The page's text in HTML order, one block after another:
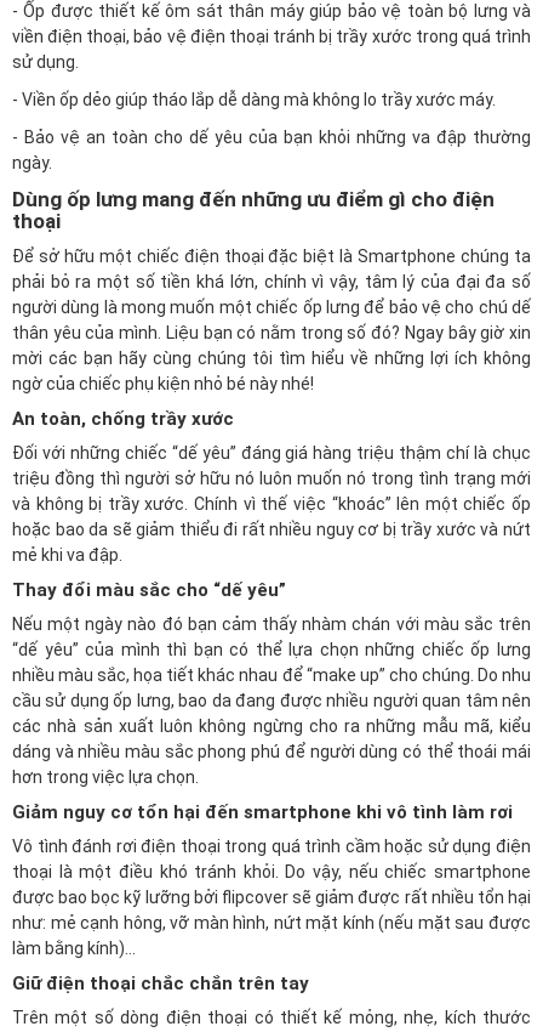
- Ốp được thiết kế ôm sát thân máy giúp bảo vệ toàn bộ lưng và
viền điện thoại, bảo vệ điện thoại tránh bị trầy xước trong quá trình
sử dụng.
- Viền ốp dẻo giúp tháo lắp dễ dàng mà không lo trầy xước máy.
- Bảo vệ an toàn cho dế yêu của bạn khỏi những va đập thường
ngày.
Dùng ốp lưng mang đến những ưu điểm gì cho điện
thoại
Để sở hữu một chiếc điện thoại đặc biệt là Smartphone chúng ta
phải bỏ ra một số tiền khá lớn, chính vì vậy, tâm lý của đại đa số
người dùng là mong muốn một chiếc ốp lưng để bảo vệ cho chú dế
thân yêu của mình. Liệu bạn có nằm trong số đó? Ngay bây giờ xin
mời các bạn hãy cùng chúng tôi tìm hiểu về những lợi ích không
ngờ của chiếc phụ kiện nhỏ bé này nhé!
An toàn, chống trầy xước
Đối với những chiếc “dế yêu” đáng giá hàng triệu thậm chí là chục
triệu đồng thì người sở hữu nó luôn muốn nó trong tình trạng mới
và không bị trầy xước. Chính vì thế việc “khoác” lên một chiếc ốp
hoặc bao da sẽ giảm thiểu đi rất nhiều nguy cơ bị trầy xước và nứt
mẻ khi va đập.
Thay đổi màu sắc cho “dế yêu”
Nếu một ngày nào đó bạn cảm thấy nhàm chán với màu sắc trên
“dế yêu” của mình thì bạn có thể lựa chọn những chiếc ốp lưng
nhiều màu sắc, họa tiết khác nhau để “make up” cho chúng. Do nhu
cầu sử dụng ốp lưng, bao da đang được nhiều người quan tâm nên
các nhà sản xuất luôn không ngừng cho ra những mẫu mã, kiểu
dáng và nhiều màu sắc phong phú để người dùng có thể thoái mái
hơn trong việc lựa chọn.
Giảm nguy cơ tổn hại đến smartphone khi vô tình làm rơi
Vô tình đánh rơi điện thoại trong quá trình cầm hoặc sử dụng điện
thoại là một điều khó tránh khỏi. Do vậy, nếu chiếc smartphone
được bao bọc kỹ lưỡng bởi flipcover sẽ giảm được rất nhiều tổn hại
như: mẻ cạnh hông, vỡ màn hình, nứt mặt kính (nếu mặt sau được
làm bằng kính)…
Giữ điện thoại chắc chắn trên tay
Trên một số dòng điện thoại có thiết kế mỏng, nhẹ, kích thước